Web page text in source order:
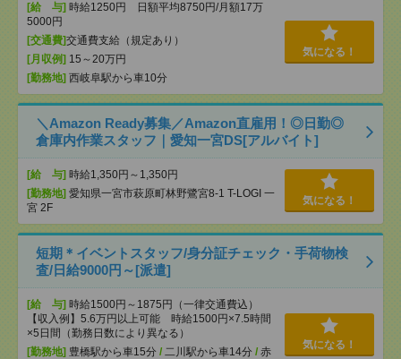
[給 与] 時給1250円 日額平均8750円/月額17万
5000円
[交通費]交通費支給（規定あり）
[月収例] 15～20万円
[勤務地] 西岐阜駅から車10分
気になる！
＼Amazon Ready募集／Amazon直雇用！◎日勤◎
倉庫内作業スタッフ｜愛知一宮DS[アルバイト]
[給 与] 時給1,350円～1,350円
[勤務地] 愛知県一宮市萩原町林野鷺宮8-1 T-LOGI 一
宮 2F
気になる！
短期＊イベントスタッフ/身分証チェック・手荷物検
査/日給9000円～[派遣]
[給 与] 時給1500円～1875円（一律交通費込）
【収入例】5.6万円以上可能 時給1500円×7.5時間
×5日間（勤務日数により異なる）
[勤務地] 豊橋駅から車15分 / 二川駅から車14分 / 赤
気になる！